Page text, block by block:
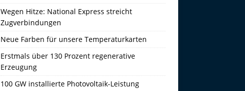
Wegen Hitze: National Express streicht
Zugverbindungen
Neue Farben für unsere Temperaturkarten
Erstmals über 130 Prozent regenerative
Erzeugung
100 GW installierte Photovoltaik-Leistung